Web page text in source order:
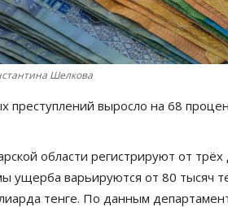
Шелкова
преступлений выросло на 68
области регистрируют от
ущерба варьируются от 80 тысяч
тенге. По данным